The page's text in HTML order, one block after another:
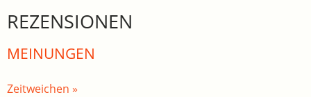
REZENSIONEN
MEINUNGEN
Zeitweichen »